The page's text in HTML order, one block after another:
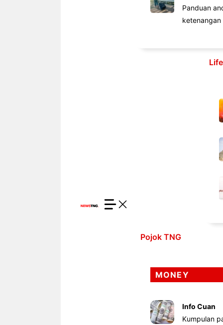
Panduan
ketenangan
Pojok TNG
MONEY
Info Cuan
Kumpulan